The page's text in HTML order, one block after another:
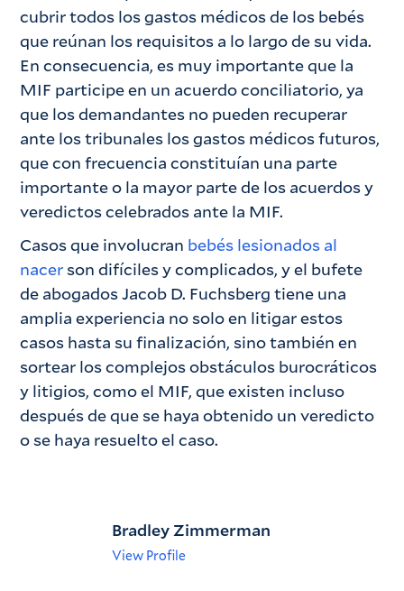
cubrir todos los gastos médicos de los bebés
que reúnan los requisitos a lo largo de su vida.
En consecuencia, es muy importante que la
MIF participe en un acuerdo conciliatorio, ya
que los demandantes no pueden recuperar
ante los tribunales los gastos médicos futuros,
que con frecuencia constituían una parte
importante o la mayor parte de los acuerdos y
veredictos celebrados ante la MIF.
Casos que involucran bebés lesionados al
nacerson difíciles y complicados, y el bufete
de abogados Jacob D. Fuchsberg tiene una
amplia experiencia no solo en litigar estos
casos hasta su finalización, sino también en
sortear los complejos obstáculos burocráticos
y litigios, como el MIF, que existen incluso
después de que se haya obtenido un veredicto
o se haya resuelto el caso.
Bradley Zimmerman
View Profile